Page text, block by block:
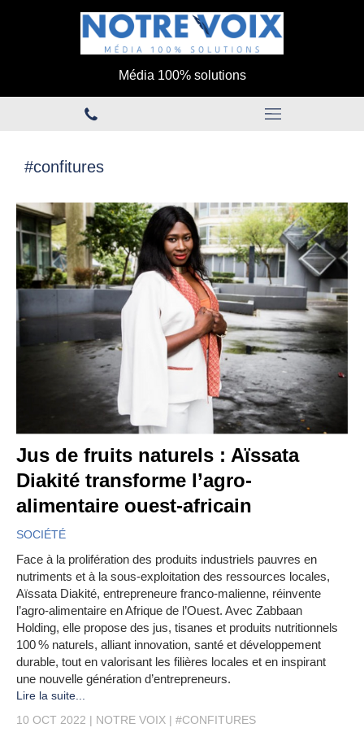
Média 100% solutions
#confitures
Jus de fruits naturels : Aïssata
Diakité transforme l’agro-
alimentaire ouest-africain
SOCIÉTÉ
Face à la prolifération des produits industriels pauvres en
nutriments et à la sous-exploitation des ressources locales,
Aïssata Diakité, entrepreneure franco-malienne, réinvente
l’agro-alimentaire en Afrique de l’Ouest. Avec Zabbaan
Holding, elle propose des jus, tisanes et produits nutritionnels
100 % naturels, alliant innovation, santé et développement
durable, tout en valorisant les filières locales et en inspirant
une nouvelle génération d’entrepreneurs.
Lire la suite...
10 OCT 2022
NOTRE VOIX #CONFITURES